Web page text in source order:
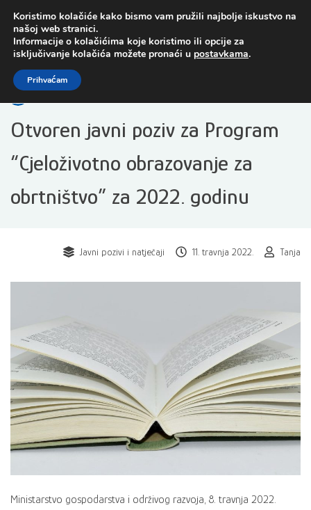
Open toolbar
sadržaj
Otvoren javni poziv za Program
“Cjeloživotno obrazovanje za
obrtništvo” za 2022. godinu
Javni pozivi i natječaji 11. travnja 2022. Tanja
Ministarstvo gospodarstva i održivog razvoja, 8. travnja 2022.
Koristimo kolačiće kako bismo vam pružili najbolje iskustvo na
našoj web stranici.
Informacije o kolačićima koje koristimo ili opcije za
isključivanje kolačića možete pronaći u postavkama.
Prihvaćam